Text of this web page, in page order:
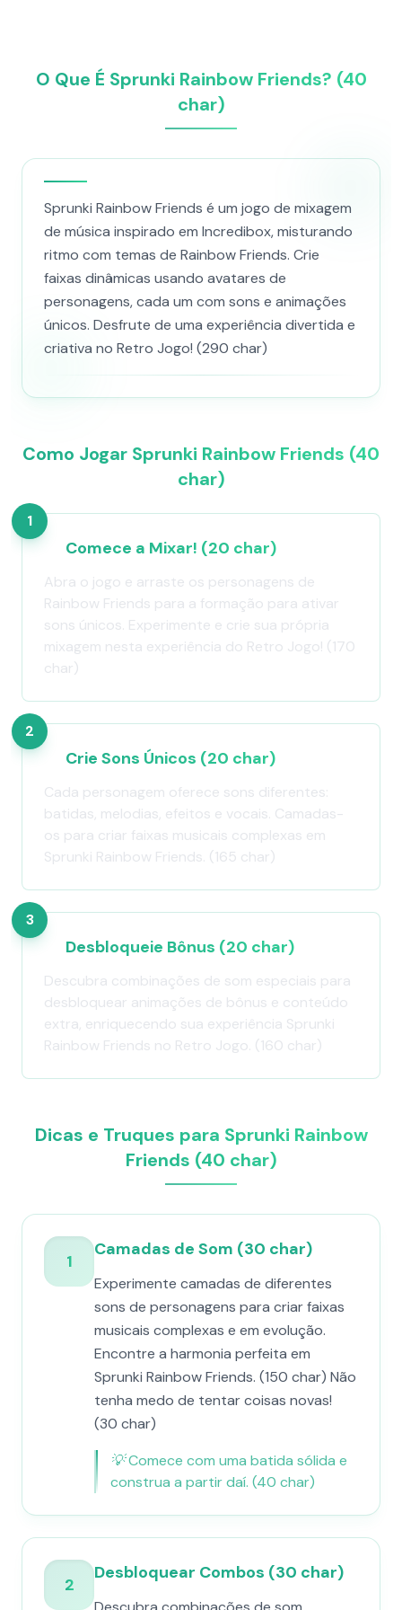
O Que É Sprunki Rainbow Friends? (40
char)
Sprunki Rainbow Friends é um jogo de mixagem
de música inspirado em Incredibox, misturando
ritmo com temas de Rainbow Friends. Crie
faixas dinâmicas usando avatares de
personagens, cada um com sons e animações
únicos. Desfrute de uma experiência divertida e
criativa no Retro Jogo! (290 char)
Como Jogar Sprunki Rainbow Friends (40
char)
1
Comece a Mixar! (20 char)
Abra o jogo e arraste os personagens de
Rainbow Friends para a formação para ativar
sons únicos. Experimente e crie sua própria
mixagem nesta experiência do Retro Jogo! (170
char)
2
Crie Sons Únicos (20 char)
Cada personagem oferece sons diferentes:
batidas, melodias, efeitos e vocais. Camadas-
os para criar faixas musicais complexas em
Sprunki Rainbow Friends. (165 char)
3
Desbloqueie Bônus (20 char)
Descubra combinações de som especiais para
desbloquear animações de bônus e conteúdo
extra, enriquecendo sua experiência Sprunki
Rainbow Friends no Retro Jogo. (160 char)
Dicas e Truques para Sprunki Rainbow
Friends (40 char)
1
Camadas de Som (30 char)
Experimente camadas de diferentes
sons de personagens para criar faixas
musicais complexas e em evolução.
Encontre a harmonia perfeita em
Sprunki Rainbow Friends. (150 char) Não
tenha medo de tentar coisas novas!
(30 char)
💡Comece com uma batida sólida e
construa a partir daí. (40 char)
2
Desbloquear Combos (30 char)